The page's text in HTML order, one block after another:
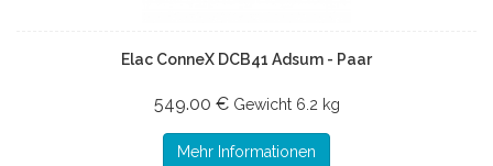
Elac ConneX DCB41 Adsum - Paar
549.00 € Gewicht 6.2 kg
Mehr Informationen